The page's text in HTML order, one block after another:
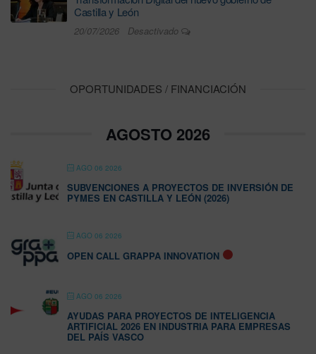
Castilla y León
20/07/2026 Desactivado
OPORTUNIDADES / FINANCIACIÓN
AGOSTO 2026
AGO 06 2026
SUBVENCIONES A PROYECTOS DE INVERSIÓN DE
PYMES EN CASTILLA Y LEÓN (2026)
AGO 06 2026
OPEN CALL GRAPPA INNOVATION
AGO 06 2026
AYUDAS PARA PROYECTOS DE INTELIGENCIA
ARTIFICIAL 2026 EN INDUSTRIA PARA EMPRESAS
DEL PAÍS VASCO